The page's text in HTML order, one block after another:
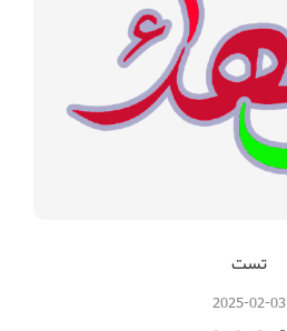
تست
2025-02-03